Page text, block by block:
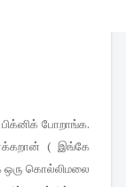
போறாங்க.
( இங்கே
கொல்லிமலை